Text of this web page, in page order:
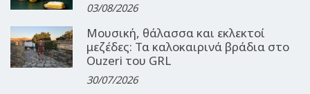
03/08/2026
Μουσική, θάλασσα και εκλεκτοί
μεζέδες: Τα καλοκαιρινά βράδια στο
Ouzeri του GRL
30/07/2026